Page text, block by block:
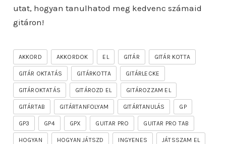
utat, hogyan tanulhatod meg kedvenc számaid
gitáron!
AKKORD AKKORDOK EL GITÁR GITÁR KOTTA
GITÁR OKTATÁS GITÁRKOTTA GITÁRLECKE
GITÁROKTATÁS GITÁROZD EL GITÁROZZAM EL
GITÁRTAB GITÁRTANFOLYAM GITÁRTANULÁS GP
GP3 GP4 GPX GUITAR PRO GUITAR PRO TAB
HOGYAN HOGYAN JÁTSZD INGYENES JÁTSSZAM EL